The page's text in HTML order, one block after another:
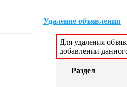
Удаление объявления
Для удаления
добавлении
Раздел